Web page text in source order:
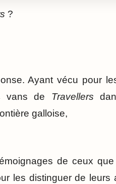
?
Ayant vécu pour
vans de Travellers
galloise,
de ceux
les distinguer de